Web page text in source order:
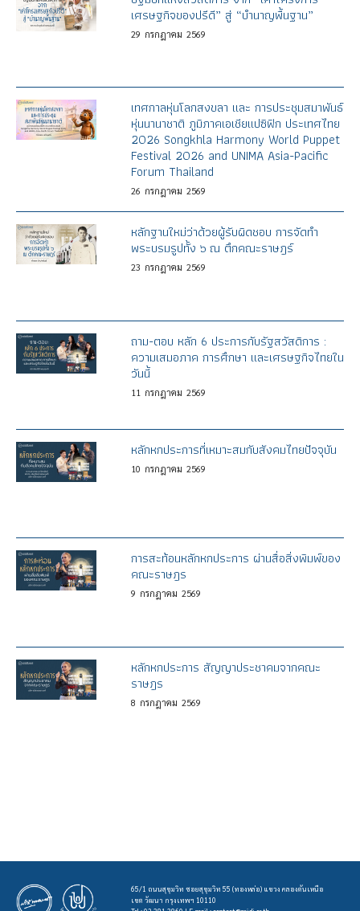
เศรษฐกิจของปรีดี” สู่ “บำนาญพื้นฐาน”
29 กรกฎาคม 2569
เทศกาลหุ่นโลกสงขลา และ การประชุมสมาพันธ์
หุ่นนานาชาติ ภูมิภาคเอเชียแปซิฟิก ประเทศไทย
2026 Songkhla Harmony World Puppet
Festival 2026 and UNIMA Asia-Pacific
Forum Thailand
26 กรกฎาคม 2569
หลักฐานใหม่ว่าด้วยผู้รับผิดชอบ การจัดทำ
พระบรมรูปทั้ง ๖ ณ ตึกคณะราษฎร์
23 กรกฎาคม 2569
ถาม-ตอบ หลัก 6 ประการกับรัฐสวัสดิการ :
ความเสมอภาค การศึกษา และเศรษฐกิจไทยใน
วันนี้
11 กรกฎาคม 2569
หลักหกประการที่เหมาะสมกับสังคมไทยปัจจุบัน
10 กรกฎาคม 2569
การสะท้อนหลักหกประการ ผ่านสื่อสิ่งพิมพ์ของ
คณะราษฎร
9 กรกฎาคม 2569
หลักหกประการ สัญญาประชาคมจากคณะ
ราษฎร
8 กรกฎาคม 2569
65/1 ถนนสุขุมวิท ซอยสุขุมวิท 55 (ทองหล่อ) แขวง คลองตันเหนือ
เขต วัฒนา กรุงเทพฯ 10110